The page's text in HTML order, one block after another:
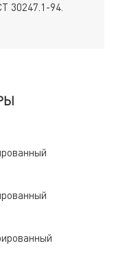
30247.1-94.